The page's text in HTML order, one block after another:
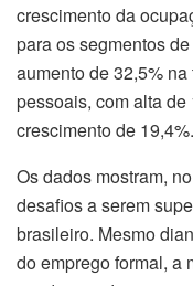
crescimento da
para os segmentos
aumento de 32,5%
pessoais, com alta
crescimento de 19,4%.
Os dados mostram,
desafios a serem
brasileiro. Mesmo
do emprego formal, a